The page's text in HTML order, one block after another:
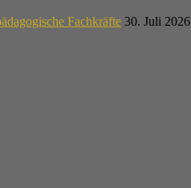
Fachkräfte 30. Juli 2026